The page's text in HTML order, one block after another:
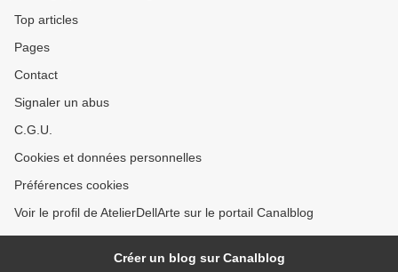
Top articles
Pages
Contact
Signaler un abus
C.G.U.
Cookies et données personnelles
Préférences cookies
Voir le profil de AtelierDellArte sur le portail Canalblog
Créer un blog sur Canalblog